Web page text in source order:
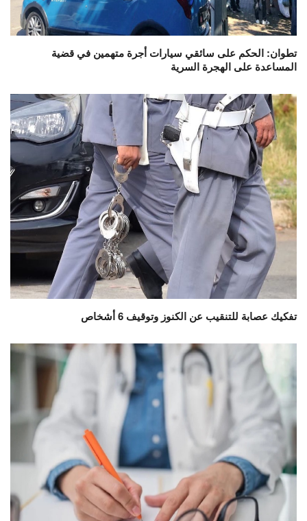
تطوان: الحكم على سائقي سيارات أجرة متهمين في قضية
المساعدة على الهجرة السرية
تفكيك عصابة للتنقيب عن الكنوز وتوقيف 6 أشخاص